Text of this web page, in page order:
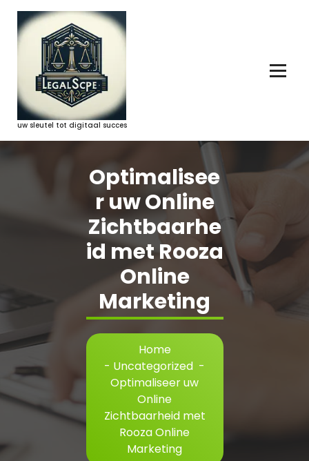
naar
uw sleutel tot digitaal succes
Optimalisee
r uw Online
Zichtbaarhe
id met Rooza
Online
Marketing
Home
- Uncategorized -
Optimaliseer uw
Online
Zichtbaarheid met
Rooza Online
Marketing